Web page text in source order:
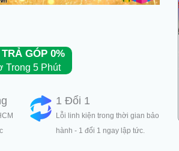
GÓP 0%
Trong 5 Phút
1 Đổi 1
Lỗi linh kiện trong thời gian bảo
hành - 1 đổi 1 ngay lập tức.